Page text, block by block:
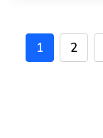
1 2